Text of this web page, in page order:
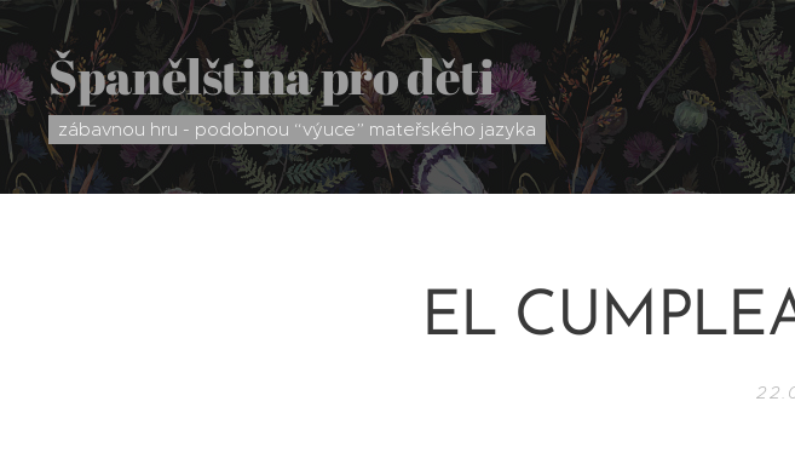
Španělština pro děti
zábavnou hru - podobnou “výuce” mateřského jazyka
EL